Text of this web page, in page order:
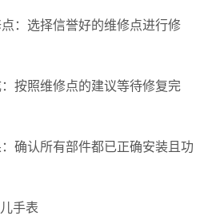
：选择信誉好的维修点进行修
按照维修点的建议等待修复完
确认所有部件都已正确安装且功
手表